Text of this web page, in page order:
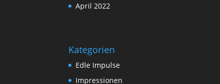
April 2022
Kategorien
Edle Impulse
Impressionen